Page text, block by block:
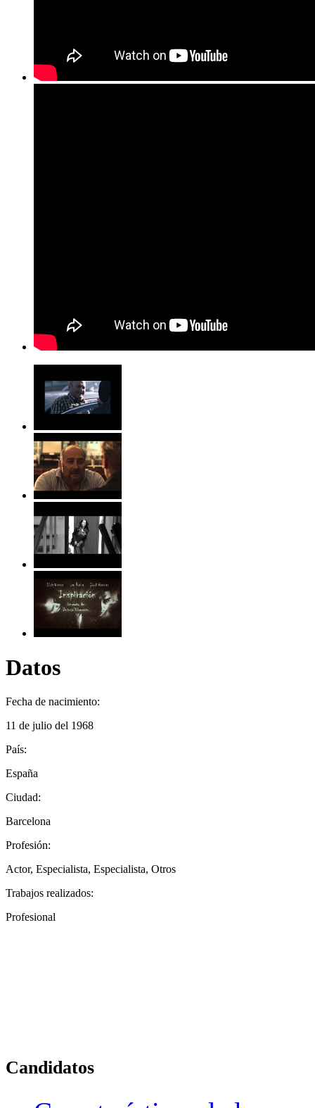
Datos
Fecha de nacimiento:
11 de julio del 1968
País:
España
Ciudad:
Barcelona
Profesión:
Actor, Especialista, Especialista, Otros
Trabajos realizados:
Profesional
Candidatos